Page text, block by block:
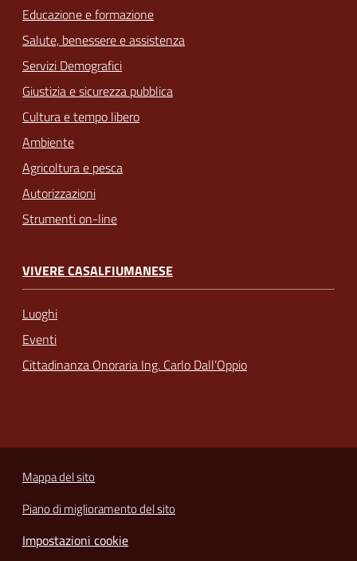
Educazione e formazione
Salute, benessere e assistenza
Servizi Demografici
Giustizia e sicurezza pubblica
Cultura e tempo libero
Ambiente
Agricoltura e pesca
Autorizzazioni
Strumenti on-line
VIVERE CASALFIUMANESE
Luoghi
Eventi
Cittadinanza Onoraria Ing. Carlo Dall’Oppio
Mappa del sito
Piano di miglioramento del sito
Impostazioni cookie